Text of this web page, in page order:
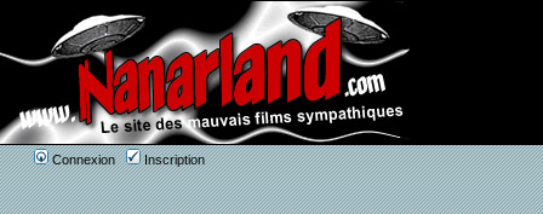
Connexion Inscription